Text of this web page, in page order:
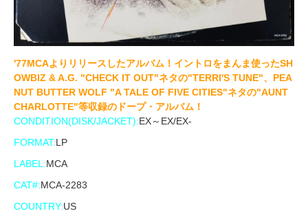
'77MCAよりリリースしたアルバム！イントロをまんま使ったSH
OWBIZ & A.G. "CHECK IT OUT"ネタの"TERRI'S TUNE"、PEA
NUT BUTTER WOLF "A TALE OF FIVE CITIES"ネタの"AUNT
CHARLOTTE"等収録のドープ・アルバム！
CONDITION(DISK/JACKET):EX～EX/EX-
FORMAT:LP
LABEL:MCA
CAT#:MCA-2283
COUNTRY:US